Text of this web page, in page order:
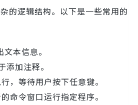
的逻辑结构。以下是一些常用的
本信息。
添加注释。
，等待用户按下任意键。
命令窗口运行指定程序。